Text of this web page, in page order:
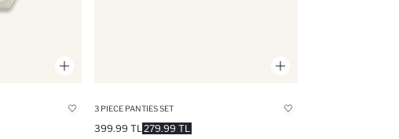
3 PIECE PANTIES SET
279.99 TL
399.99 TL